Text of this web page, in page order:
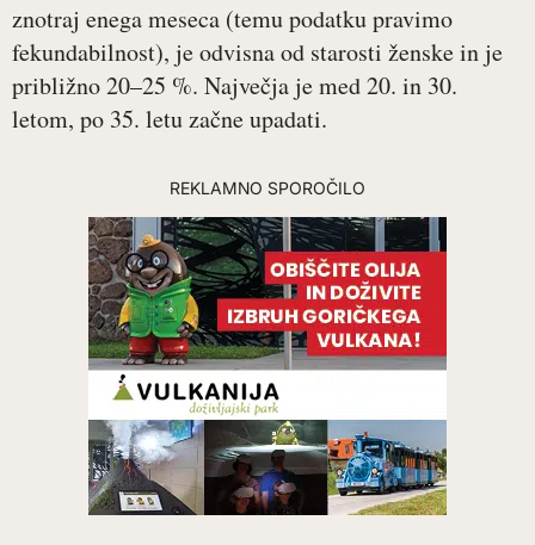
znotraj enega meseca (temu podatku pravimo
fekundabilnost), je odvisna od starosti ženske in je
približno 20–25 %. Največja je med 20. in 30.
letom, po 35. letu začne upadati.
REKLAMNO SPOROČILO